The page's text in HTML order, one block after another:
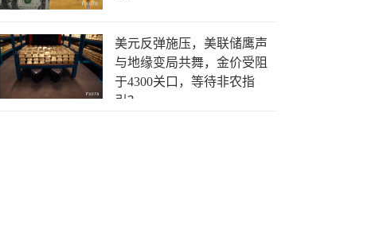
美元反弹施压，美联储鹰声
与地缘变局共舞，金价受阻
于4300关口，等待非农指
引？